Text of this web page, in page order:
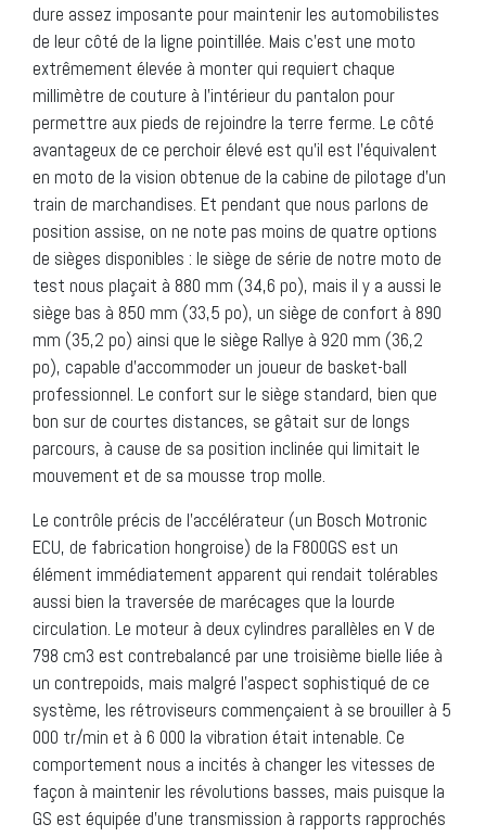
dure assez imposante pour maintenir les automobilistes
de leur côté de la ligne pointillée. Mais c’est une moto
extrêmement élevée à monter qui requiert chaque
millimètre de couture à l’intérieur du pantalon pour
permettre aux pieds de rejoindre la terre ferme. Le côté
avantageux de ce perchoir élevé est qu’il est l’équivalent
en moto de la vision obtenue de la cabine de pilotage d’un
train de marchandises. Et pendant que nous parlons de
position assise, on ne note pas moins de quatre options
de sièges disponibles : le siège de série de notre moto de
test nous plaçait à 880 mm (34,6 po), mais il y a aussi le
siège bas à 850 mm (33,5 po), un siège de confort à 890
mm (35,2 po) ainsi que le siège Rallye à 920 mm (36,2
po), capable d’accommoder un joueur de basket-ball
professionnel. Le confort sur le siège standard, bien que
bon sur de courtes distances, se gâtait sur de longs
parcours, à cause de sa position inclinée qui limitait le
mouvement et de sa mousse trop molle.
Le contrôle précis de l’accélérateur (un Bosch Motronic
ECU, de fabrication hongroise) de la F800GS est un
élément immédiatement apparent qui rendait tolérables
aussi bien la traversée de marécages que la lourde
circulation. Le moteur à deux cylindres parallèles en V de
798 cm3 est contrebalancé par une troisième bielle liée à
un contrepoids, mais malgré l’aspect sophistiqué de ce
système, les rétroviseurs commençaient à se brouiller à 5
000 tr/min et à 6 000 la vibration était intenable. Ce
comportement nous a incités à changer les vitesses de
façon à maintenir les révolutions basses, mais puisque la
GS est équipée d’une transmission à rapports rapprochés